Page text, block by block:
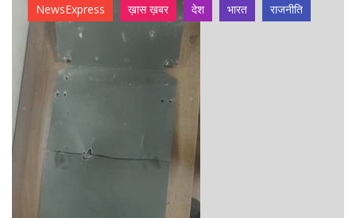
NewsExpress ख़ास ख़बर देश भारत राजनीति